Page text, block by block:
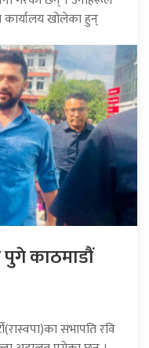
कार्यालय खोलेका हुन्
काठमाडौं
सभापति रवि